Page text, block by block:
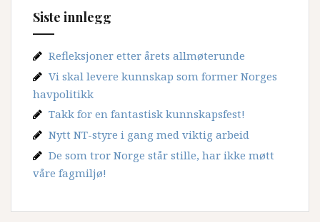
Siste innlegg
Refleksjoner etter årets allmøterunde
Vi skal levere kunnskap som former Norges
havpolitikk
Takk for en fantastisk kunnskapsfest!
Nytt NT-styre i gang med viktig arbeid
De som tror Norge står stille, har ikke møtt
våre fagmiljø!